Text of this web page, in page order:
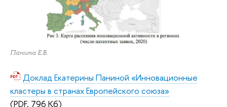
Панина Е.В.
Доклад Екатерины Паниной «Инновационные
кластеры в странах Европейского союза»
(PDF, 796 Кб)